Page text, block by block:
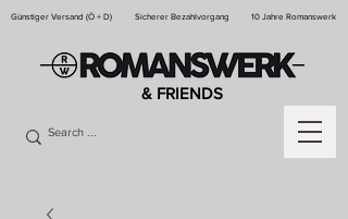
Günstiger Versand (Ö + D) Sicherer Bezahlvorgang 10 Jahre Romanswerk
& FRIENDS